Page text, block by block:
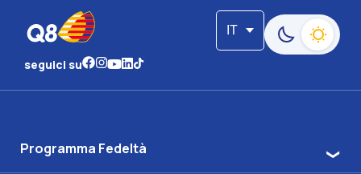
IT
Passa alla
seguici su
Programma Fedeltà